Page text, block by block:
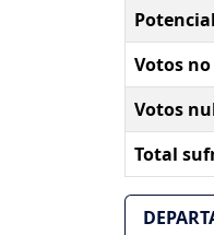
Votos
Votos
Total